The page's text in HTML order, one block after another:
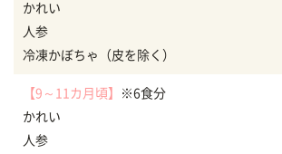
かれい
人参
冷凍かぼちゃ（皮を除く）
【9～11カ月頃】
※6食分
かれい
人参